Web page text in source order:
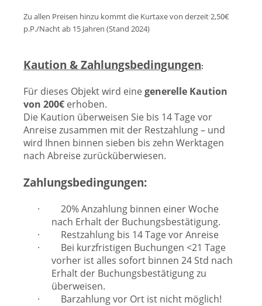
Zu allen Preisen hinzu kommt die Kurtaxe von derzeit 2,50€
p.P./Nacht ab 15 Jahren (Stand 2024)
Kaution & Zahlungsbedingungen:
Für dieses Objekt wird einegenerelle Kaution
von 200€ erhoben.
Die Kaution überweisen Sie bis 14 Tage vor
Anreise zusammen mit der Restzahlung – und
wird Ihnen binnen sieben bis zehn Werktagen
nach Abreise zurücküberwiesen.
Zahlungsbedingungen:
· 20% Anzahlung binnen einer Woche
nach Erhalt der Buchungsbestätigung.
· Restzahlung bis 14 Tage vor Anreise
· Bei kurzfristigen Buchungen <21 Tage
vorher ist alles sofort binnen 24 Std nach
Erhalt der Buchungsbestätigung zu
überweisen.
· Barzahlung vor Ort ist nicht möglich!